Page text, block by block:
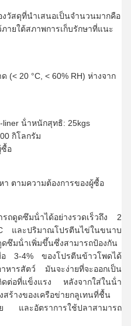
วัสดุที่นําเสนอเป็นจํานวนมากคือ
ายใต้สภาพการเก็บรักษาที่แนะ
(< 20 °C, < 60% RH) ห่างจาก
น้ําหนักสุทธิ: 25kgs
กิโลกรัม
ซื้อ
า ตามความต้องการของผู้ซื้อ
ถดูดซึมน้ําได้อย่างรวดเร็วถึง 2
และปริมาณโปรตีนไข่ในขนาบ
ซึมน้ําเพิ่มขึ้นซึ่งสามารถป้องกัน
มื่อ 3-4% ของโปรตีนข้าวโพดได้
หารสัตว์ มันจะง่ายที่จะออกเป็น
ดต่อที่แข็งแรง หลังจากใส่ในน้ํา
สร้างของเครือข่ายกลูเทนที่ชื้น
และอัตราการใช้ปลาสามารถ